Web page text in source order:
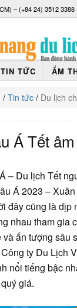
–(+84 24) 3512 3388
TIN TỨC ẨM
/ Tin tức / Du lịch
Á Tết
– Du lịch Tết
Á 2023 –
đây cũng là
nhau tham gia
và ấn tượng sâu
ty Du Lịch
nổi tiếng bậc
giá.